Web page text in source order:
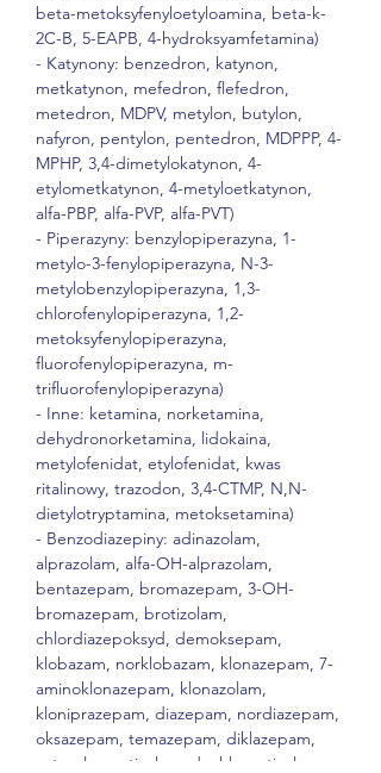
beta-metoksyfenyloetyloamina, beta-k-
2C-B, 5-EAPB, 4-hydroksyamfetamina)
- Katynony: benzedron, katynon,
metkatynon, mefedron, flefedron,
metedron, MDPV, metylon, butylon,
nafyron, pentylon, pentedron, MDPPP, 4-
MPHP, 3,4-dimetylokatynon, 4-
etylometkatynon, 4-metyloetkatynon,
alfa-PBP, alfa-PVP, alfa-PVT)
- Piperazyny: benzylopiperazyna, 1-
metylo-3-fenylopiperazyna, N-3-
metylobenzylopiperazyna, 1,3-
chlorofenylopiperazyna, 1,2-
metoksyfenylopiperazyna,
fluorofenylopiperazyna, m-
trifluorofenylopiperazyna)
- Inne: ketamina, norketamina,
dehydronorketamina, lidokaina,
metylofenidat, etylofenidat, kwas
ritalinowy, trazodon, 3,4-CTMP, N,N-
dietylotryptamina, metoksetamina)
- Benzodiazepiny: adinazolam,
alprazolam, alfa-OH-alprazolam,
bentazepam, bromazepam, 3-OH-
bromazepam, brotizolam,
chlordiazepoksyd, demoksepam,
klobazam, norklobazam, klonazepam, 7-
aminoklonazepam, klonazolam,
kloniprazepam, diazepam, nordiazepam,
oksazepam, temazepam, diklazepam,
estazolam, etizolam, dechloroetizolam,